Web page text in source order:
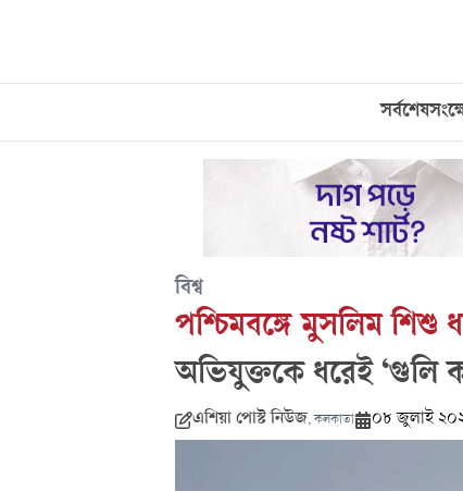
সর্বশেষ
বিশ্ব
পশ্চিমবঙ্গে মুসলিম শিশু
অভিযুক্তকে ধরেই ‘গুলি
এশিয়া পোস্ট নিউজ,কলকাতা ০৮ জুলাই